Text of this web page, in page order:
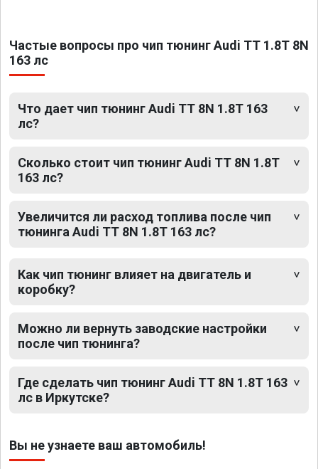
Частые вопросы про чип тюнинг Audi TT 1.8T 8N
163 лс
Что дает чип тюнинг Audi TT 8N 1.8T 163
лс?
Сколько стоит чип тюнинг Audi TT 8N 1.8T
163 лс?
Увеличится ли расход топлива после чип
тюнинга Audi TT 8N 1.8T 163 лс?
Как чип тюнинг влияет на двигатель и
коробку?
Можно ли вернуть заводские настройки
после чип тюнинга?
Где сделать чип тюнинг Audi TT 8N 1.8T 163
лс в Иркутске?
Вы не узнаете ваш автомобиль!